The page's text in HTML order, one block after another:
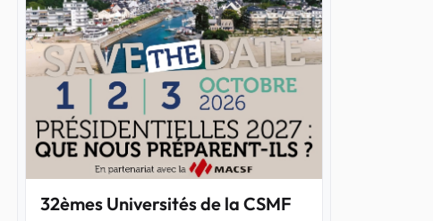
32èmes Universités de la CSMF